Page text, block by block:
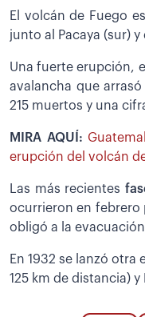
El volcán de Fuego
junto al Pacaya (sur)
Una fuerte erupción,
avalancha que
215 muertos y una
MIRA AQUÍ:
erupción del volcán
Las más recientes
ocurrieron en febrero
obligó a la
En 1932 se lanzó otra
125 km de distancia) y